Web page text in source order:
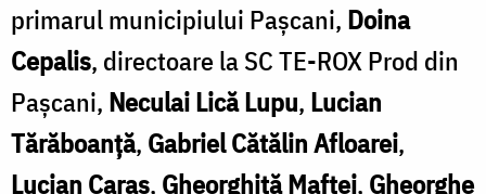
primarul municipiului Paşcani, Doina
Cepalis, directoare la SC TE-ROX Prod din
Paşcani, Neculai Lică Lupu, Lucian
Tărăboanţă, Gabriel Cătălin Afloarei,
Lucian Caras, Gheorghiţă Maftei, Gheorghe